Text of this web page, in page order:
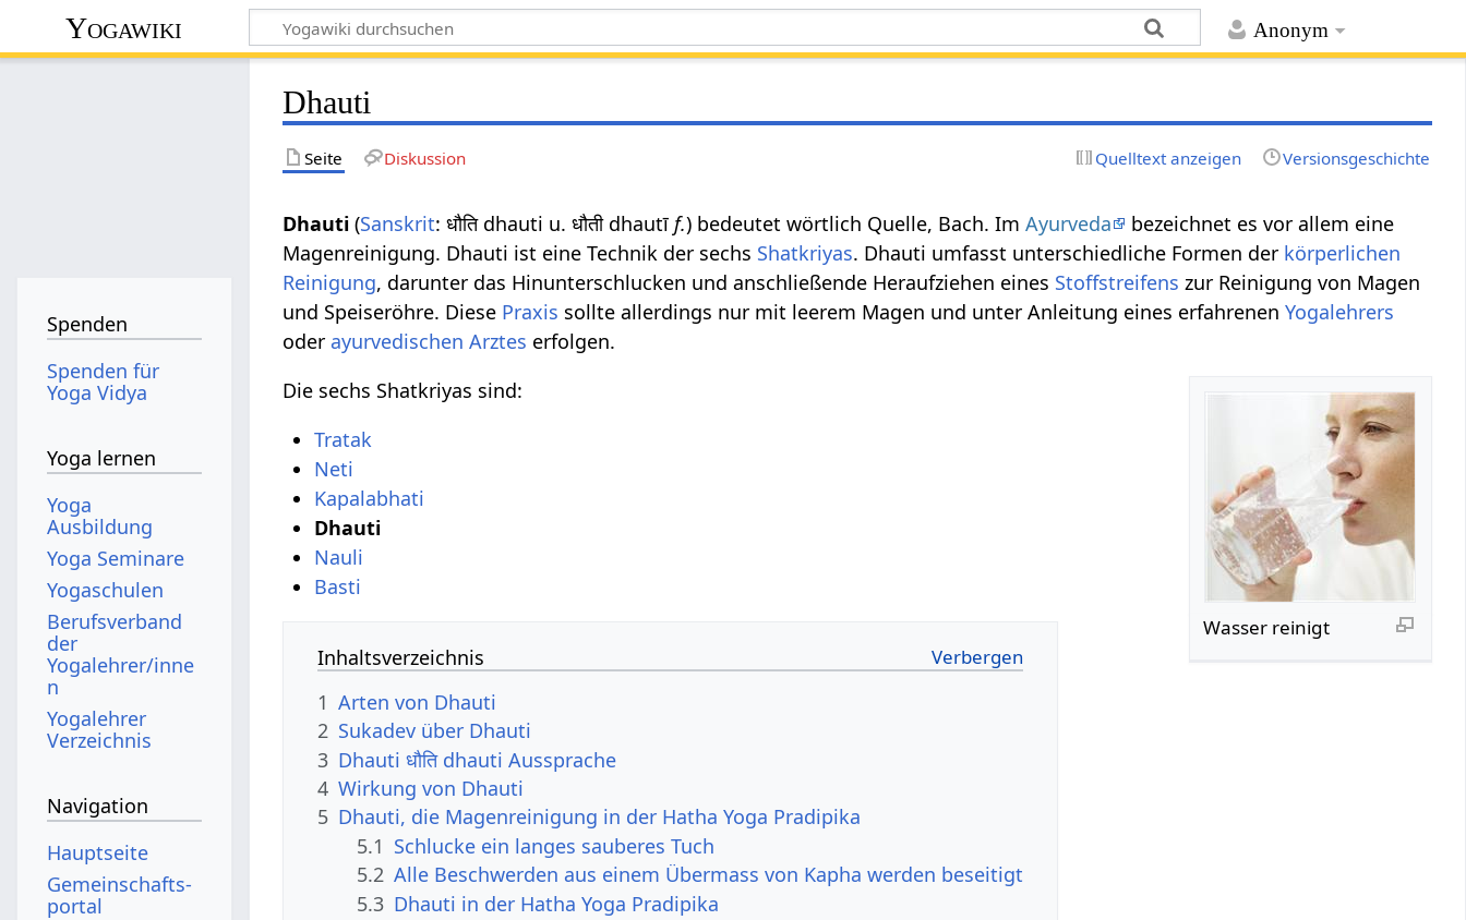
Anonym
Yogawiki
Dhauti
Seite Diskussion Quelltext anzeigen Versionsgeschichte
Dhauti (Sanskrit: धौति dhauti u. धौती dhautī f.) bedeutet wörtlich Quelle, Bach. ImAyurveda
bezeichnet es vor allem eine
Magenreinigung. Dhauti ist eine Technik der sechs Shatkriyas. Dhauti umfasst unterschiedliche Formen der körperlichen
Reinigung, darunter das Hinunterschlucken und anschließende Heraufziehen eines Stoffstreifens zur Reinigung von Magen
und Speiseröhre. Diese Praxis sollte allerdings nur mit leerem Magen und unter Anleitung eines erfahrenenYogalehrers
oder ayurvedischen Arztes erfolgen.
Wasser reinigt
Die sechs Shatkriyas sind:
Tratak
Neti
Kapalabhati
Dhauti
Nauli
Basti
Inhaltsverzeichnis
1 Arten von Dhauti
2 Sukadev über Dhauti
3 Dhauti धौति dhauti Aussprache
4 Wirkung von Dhauti
5 Dhauti, die Magenreinigung in der Hatha Yoga Pradipika
5.1 Schlucke ein langes sauberes Tuch
5.2 Alle Beschwerden aus einem Übermass von Kapha werden beseitigt
5.3 Dhauti in der Hatha Yoga Pradipika
Spenden
Spenden für
Yoga Vidya
Yoga lernen
Yoga
Ausbildung
Yoga Seminare
Yogaschulen
Berufsverband
der
Yogalehrer/inne
n
Yogalehrer
Verzeichnis
Navigation
Hauptseite
Gemeinschafts­
portal